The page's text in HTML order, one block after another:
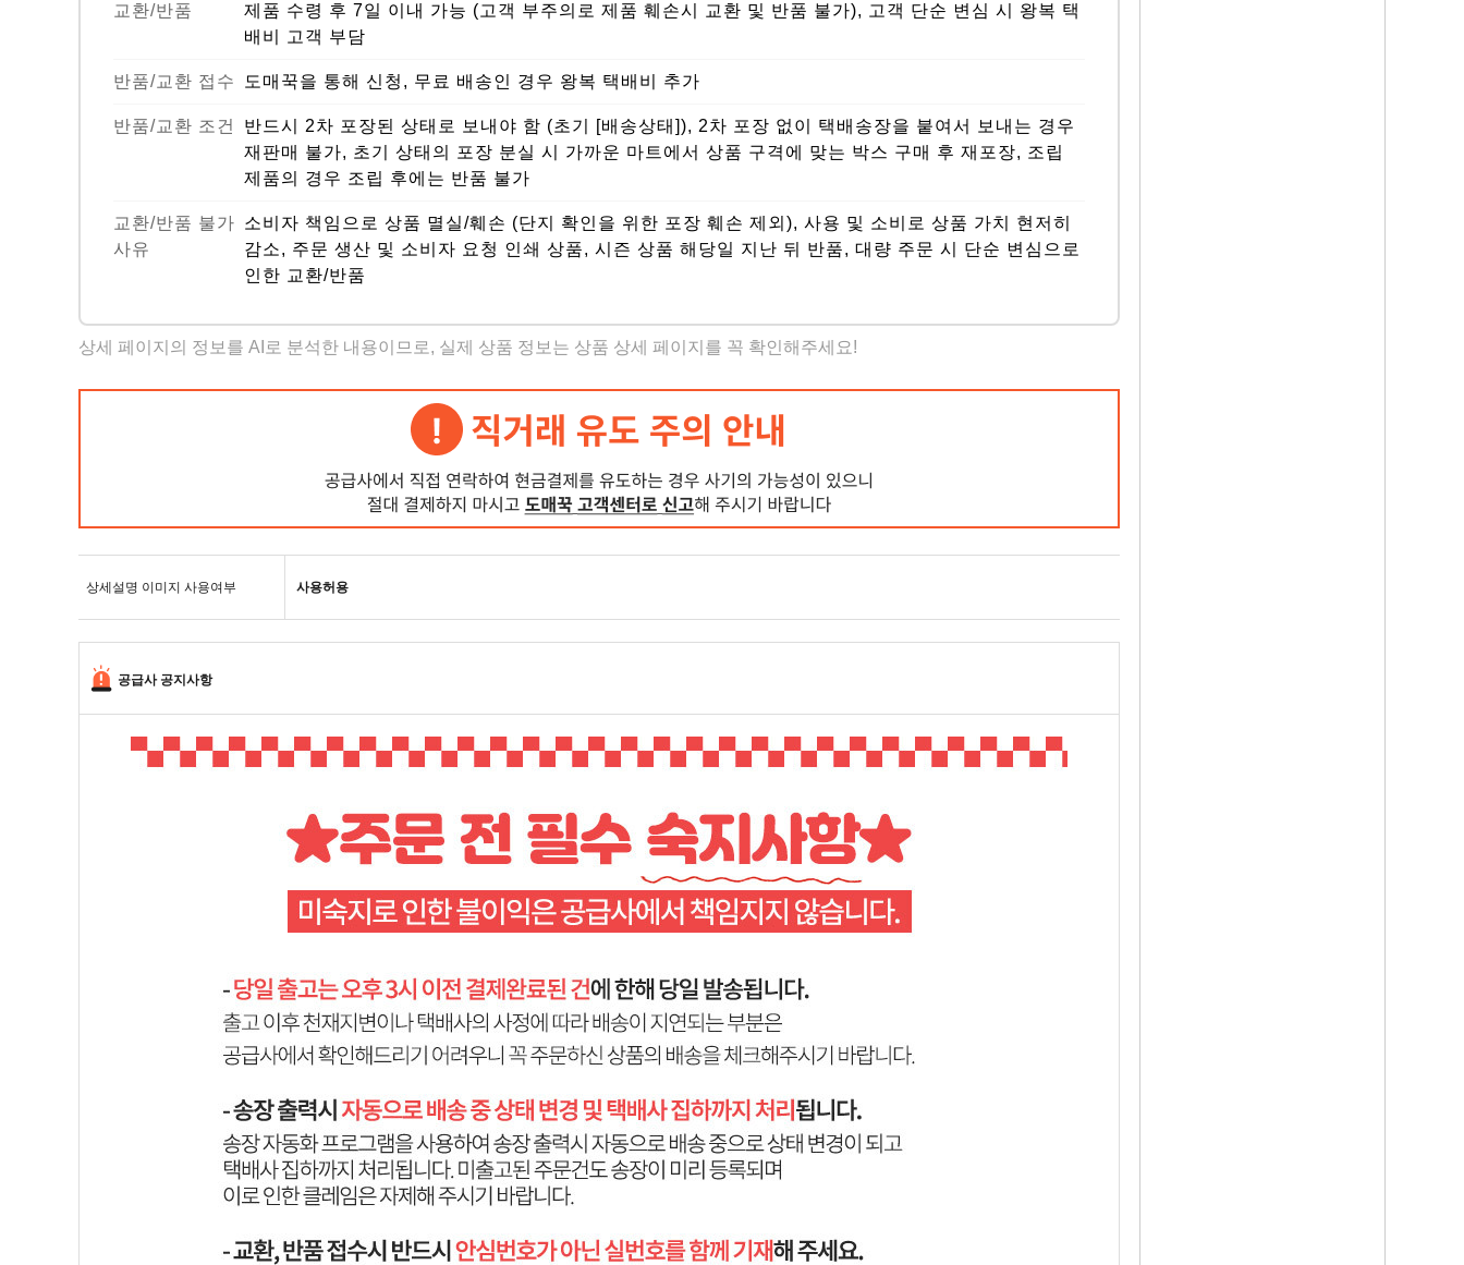
교환/반품
제품 수령 후 7일 이내 가능 (고객 부주의로 제품 훼손시 교환 및 반품 불가), 고객 단순 변심 시 왕복 택
배비 고객 부담
반품/교환 접수 도매꾹을 통해 신청, 무료 배송인 경우 왕복 택배비 추가
반품/교환 조건
반드시 2차 포장된 상태로 보내야 함 (초기 [배송상태]), 2차 포장 없이 택배송장을 붙여서 보내는 경우
재판매 불가, 초기 상태의 포장 분실 시 가까운 마트에서 상품 구격에 맞는 박스 구매 후 재포장, 조립
제품의 경우 조립 후에는 반품 불가
교환/반품 불가
사유
소비자 책임으로 상품 멸실/훼손 (단지 확인을 위한 포장 훼손 제외), 사용 및 소비로 상품 가치 현저히
감소, 주문 생산 및 소비자 요청 인쇄 상품, 시즌 상품 해당일 지난 뒤 반품, 대량 주문 시 단순 변심으로
인한 교환/반품
상세 페이지의 정보를 AI로 분석한 내용이므로, 실제 상품 정보는 상품 상세 페이지를 꼭 확인해주세요!
상세설명 이미지 사용여부 사용허용
공급사 공지사항